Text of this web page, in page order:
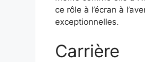
ce rôle à l’écran à
exceptionnelles.
Carrière